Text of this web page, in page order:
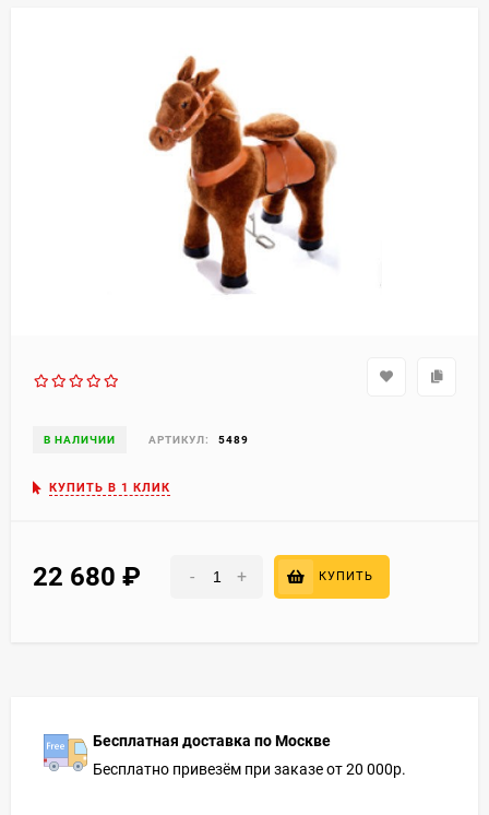
В НАЛИЧИИ АРТИКУЛ: 5489
КУПИТЬ В 1 КЛИК
22 680 - + КУПИТЬ
Бесплатная доставка по Москве
Бесплатно привезём при заказе от 20 000р.